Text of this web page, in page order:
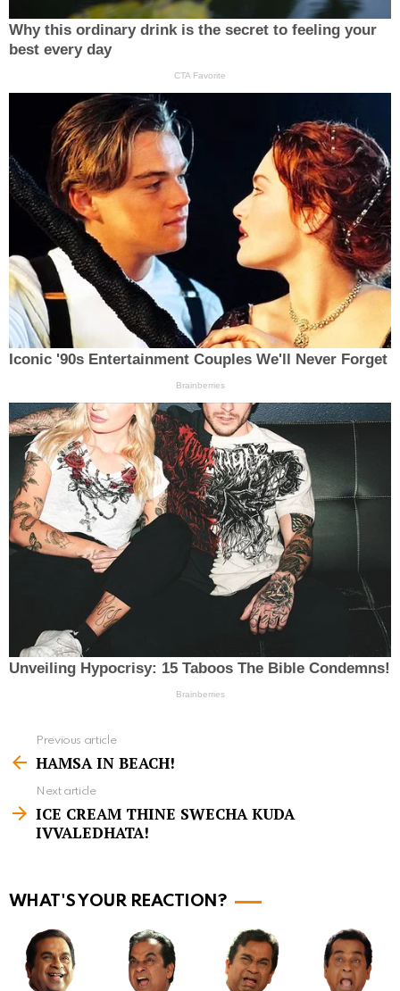
e
m
e
Previous article
HAMSA IN BEACH!
Next article
ICE CREAM THINE SWECHA KUDA
IVVALEDHATA!
WHAT'S YOUR REACTION?